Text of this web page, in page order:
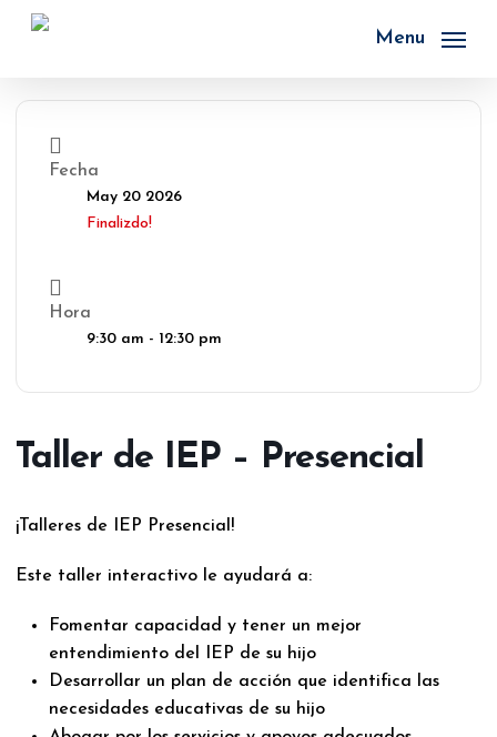
Skip
Menu
Fecha
May 20 2026
Finalizdo!
Hora
9:30 am - 12:30 pm
Taller de IEP – Presencial
¡Talleres de IEP Presencial!
Este taller interactivo le ayudará a:
Fomentar capacidad y tener un mejor
entendimiento del IEP de su hijo
Desarrollar un plan de acción que identifica las
necesidades educativas de su hijo